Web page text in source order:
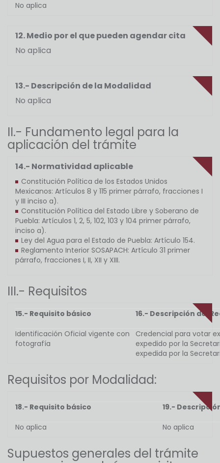
No aplica
12. Medio por el que pueden agendar cita
No aplica
13.- Descripción de la Modalidad
No aplica
II.- Fundamento legal para la
aplicación del trámite
14.- Normatividad aplicable
Constitución Política de los Estados Unidos
Mexicanos: Artículos 8 y 115 primer párrafo, fracciones I
y III inciso a).
Constitución Política del Estado Libre y Soberano de
Puebla: Artículos 1, 2, 5, 102, 103 y 104 primer párrafo,
inciso a).
Ley del Agua para el Estado de Puebla: Artículo 154.
Reglamento Interior SOSAPACH: Artículo 31 primer
párrafo, fracciones I, II, XII y XIII.
III.- Requisitos
15.- Requisito básico 16.- Descripción del
Identificación Oficial vigente con
fotografía
Credencial para votar
expedido por la
expedida por la
Requisitos por Modalidad:
18.- Requisito básico 19.-
No aplica No aplica
Supuestos generales del trámite